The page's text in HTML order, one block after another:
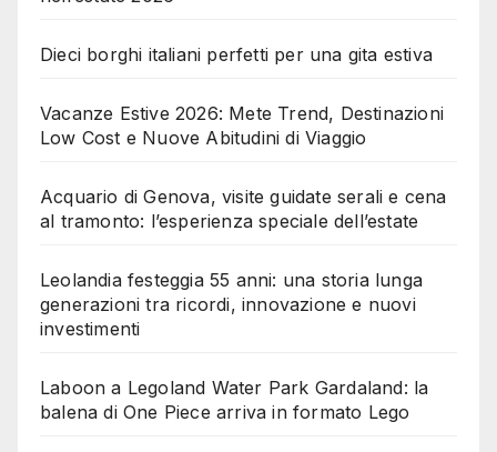
Dieci borghi italiani perfetti per una gita estiva
Vacanze Estive 2026: Mete Trend, Destinazioni
Low Cost e Nuove Abitudini di Viaggio
Acquario di Genova, visite guidate serali e cena
al tramonto: l’esperienza speciale dell’estate
Leolandia festeggia 55 anni: una storia lunga
generazioni tra ricordi, innovazione e nuovi
investimenti
Laboon a Legoland Water Park Gardaland: la
balena di One Piece arriva in formato Lego